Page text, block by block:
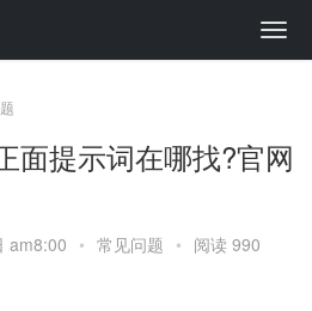
面提示词在哪找?官网
am8:00 • 常见问题 • 阅读 990